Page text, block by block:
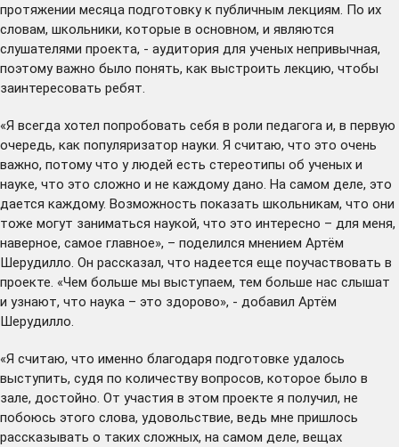
протяжении месяца подготовку к публичным лекциям. По их
словам, школьники, которые в основном, и являются
слушателями проекта, - аудитория для ученых непривычная,
поэтому важно было понять, как выстроить лекцию, чтобы
заинтересовать ребят.
«Я всегда хотел попробовать себя в роли педагога и, в первую
очередь, как популяризатор науки. Я считаю, что это очень
важно, потому что у людей есть стереотипы об ученых и
науке, что это сложно и не каждому дано. На самом деле, это
дается каждому. Возможность показать школьникам, что они
тоже могут заниматься наукой, что это интересно – для меня,
наверное, самое главное», – поделился мнением Артём
Шерудилло. Он рассказал, что надеется еще поучаствовать в
проекте. «Чем больше мы выступаем, тем больше нас слышат
и узнают, что наука – это здорово», - добавил Артём
Шерудилло.
«Я считаю, что именно благодаря подготовке удалось
выступить, судя по количеству вопросов, которое было в
зале, достойно. От участия в этом проекте я получил, не
побоюсь этого слова, удовольствие, ведь мне пришлось
рассказывать о таких сложных, на самом деле, вещах